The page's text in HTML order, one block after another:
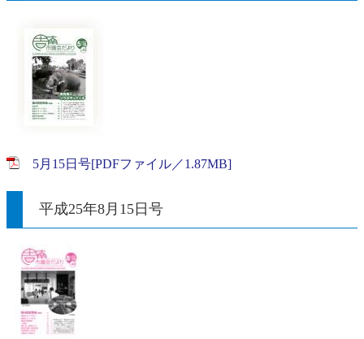
5月15日号[PDFファイル／1.87MB]
平成25年8月15日号